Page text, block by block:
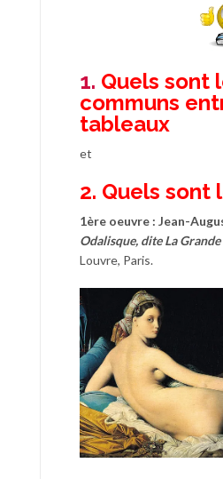
1. Quels sont
communs
tableaux
et
2. Quels sont
1ère oeuvre : Jean-
Odalisque, dite La
Louvre, Paris.